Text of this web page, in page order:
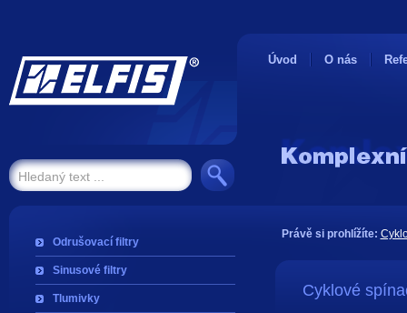
Úvod O nás
Odrušovací filtry
Sinusové filtry
Tlumivky
Právě si prohlížíte:
Cyklové